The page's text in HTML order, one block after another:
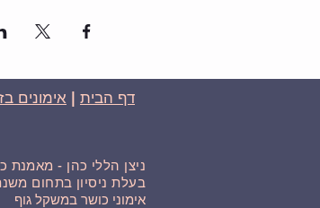
דף הבית אימונים
ניצן הללי כהן - מאמנת
בעלת ניסיון בתחום משנת
אימוני כושר במשקל גוף